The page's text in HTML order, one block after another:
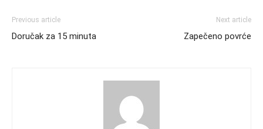
Previous article
Doručak za 15 minuta
Next article
Zapečeno povrće